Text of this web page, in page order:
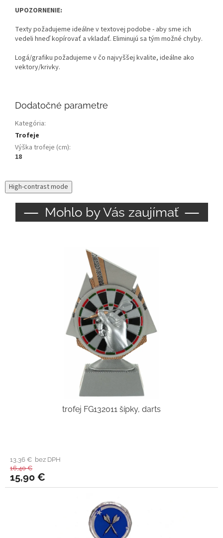
UPOZORNENIE:
Texty požadujeme ideálne v textovej podobe - aby sme ich
vedeli hneď kopírovať a vkladať. Eliminujú sa tým možné chyby.
Logá/grafiku požadujeme v čo najvyššej kvalite, ideálne ako
vektory/krivky.
Dodatočné parametre
Kategória:
Trofeje
Výška trofeje (cm):
18
High-contrast mode
Mohlo by Vás zaujímať
trofej FG132011 šípky, darts
13,36 € bez DPH
16,40 €
15,90 €